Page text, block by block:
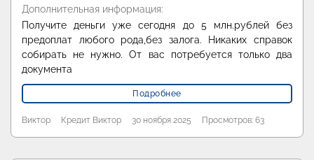
Дополнительная информация:
Получите деньги уже сегодня до 5 млн.рублей без
предоплат любого рода,без залога. Никаких справок
собирать не нужно. От вас потребуется только два
документа
Подробнее
Виктор Кредит Виктор 30 ноября 2025 Просмотров: 63